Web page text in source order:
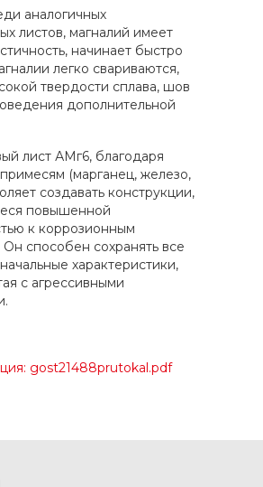
аналогичных
листов, магналий имеет
начинает быстро
легко свариваются,
твердости сплава, шов
дополнительной
лист АМг6, благодаря
(марганец, железо,
создавать конструкции,
повышенной
к коррозионным
способен сохранять все
характеристики,
с агрессивными
gost21488prutokal.pdf